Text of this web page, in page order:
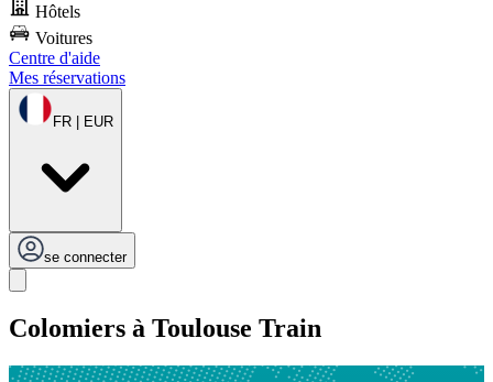
Hôtels
Voitures
Centre d'aide
Mes réservations
FR | EUR
se connecter
Colomiers à Toulouse Train